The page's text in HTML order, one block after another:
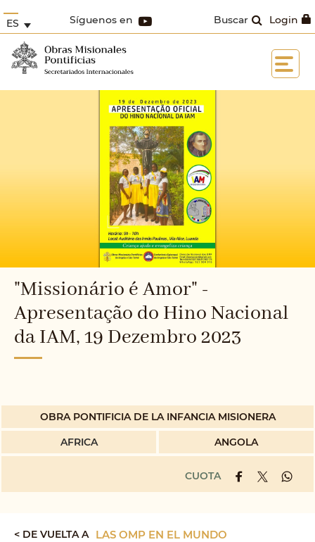
Login
Buscar
Síguenos en
ES
"Missionário é Amor" -
Apresentação do Hino Nacional
da IAM, 19 Dezembro 2023
OBRA PONTIFICIA DE LA INFANCIA MISIONERA
AFRICA
ANGOLA
CUOTA
< DE VUELTA A LAS OMP EN EL MUNDO